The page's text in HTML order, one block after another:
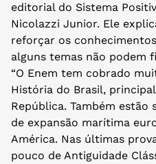
editorial do Sistema
Nicolazzi Junior. Ele
reforçar os
alguns temas não podem
“O Enem tem cobrado
História do Brasil,
República. Também
de expansão marítima
América. Nas últimas
pouco de Antiguidade